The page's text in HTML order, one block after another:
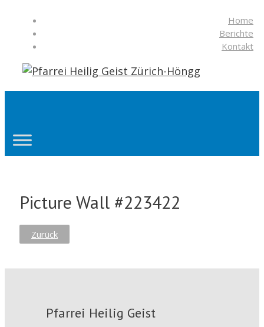
Inhalt
Home
Berichte
Kontakt
Picture Wall #223422
Zurück
Pfarrei Heilig Geist